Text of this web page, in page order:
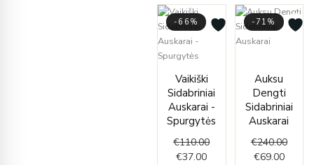
-66%
Vaikiški
Sidabriniai
Auskarai -
Spurgytės
€110.00
was:
€110.00.
€37.00
price
is:
€37.00.
-71%
Auksu
Dengti
Sidabriniai
Auskarai
€240.00
€69.00